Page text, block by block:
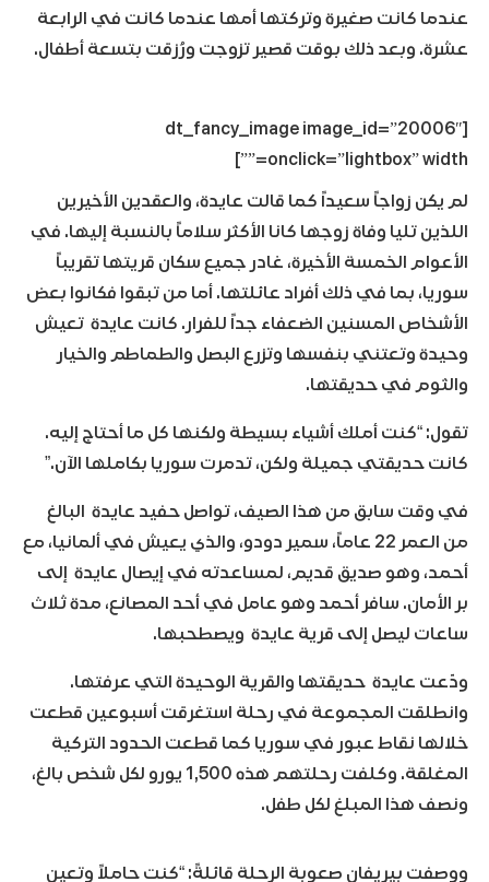
عندما كانت صغيرة وتركتها أمها عندما كانت في الرابعة
عشرة. وبعد ذلك بوقت قصير تزوجت ورُزقت بتسعة أطفال.
[dt_fancy_image image_id=”20006″
onclick=”lightbox” width=””]
لم يكن زواجاً سعيداً كما قالت عايدة، والعقدين الأخيرين
اللذين تليا وفاة زوجها كانا الأكثر سلاماً بالنسبة إليها. في
الأعوام الخمسة الأخيرة، غادر جميع سكان قريتها تقريباً
سوريا، بما في ذلك أفراد عائلتها. أما من تبقوا فكانوا بعض
الأشخاص المسنين الضعفاء جداً للفرار. كانت عايدة تعيش
وحيدة وتعتني بنفسها وتزرع البصل والطماطم والخيار
والثوم في حديقتها.
تقول: “كنت أملك أشياء بسيطة ولكنها كل ما أحتاج إليه.
كانت حديقتي جميلة ولكن، تدمرت سوريا بكاملها الآن.”
في وقت سابق من هذا الصيف، تواصل حفيد عايدة البالغ
من العمر 22 عاماً، سمير دودو، والذي يعيش في ألمانيا، مع
أحمد، وهو صديق قديم، لمساعدته في إيصال عايدة إلى
بر الأمان. سافر أحمد وهو عامل في أحد المصانع، مدة ثلاث
ساعات ليصل إلى قرية عايدة ويصطحبها.
ودّعت عايدة حديقتها والقرية الوحيدة التي عرفتها.
وانطلقت المجموعة في رحلة استغرقت أسبوعين قطعت
خلالها نقاط عبور في سوريا كما قطعت الحدود التركية
المغلقة. وكلفت رحلتهم هذه 1,500 يورو لكل شخص بالغ،
ونصف هذا المبلغ لكل طفل.
ووصفت بيريفان صعوبة الرحلة قائلةً: “كنت حاملاً وتعين